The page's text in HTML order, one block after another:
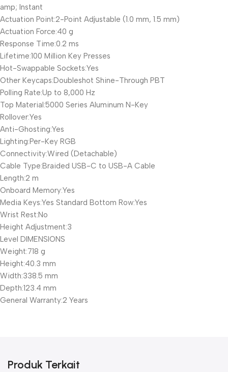
amp; Instant
Actuation Point:2-Point Adjustable (1.0 mm, 1.5 mm)
Actuation Force:40 g
Response Time:0.2 ms
Lifetime:100 Million Key Presses
Hot-Swappable Sockets:Yes
Other Keycaps:Doubleshot Shine-Through PBT
Polling Rate:Up to 8,000 Hz
Top Material:5000 Series Aluminum N-Key
Rollover:Yes
Anti-Ghosting:Yes
Lighting:Per-Key RGB
Connectivity:Wired (Detachable)
Cable Type:Braided USB-C to USB-A Cable
Length:2 m
Onboard Memory:Yes
Media Keys:Yes Standard Bottom Row:Yes
Wrist Rest:No
Height Adjustment:3
Level DIMENSIONS
Weight:718 g
Height:40.3 mm
Width:338.5 mm
Depth:123.4 mm
General Warranty:2 Years
Produk Terkait